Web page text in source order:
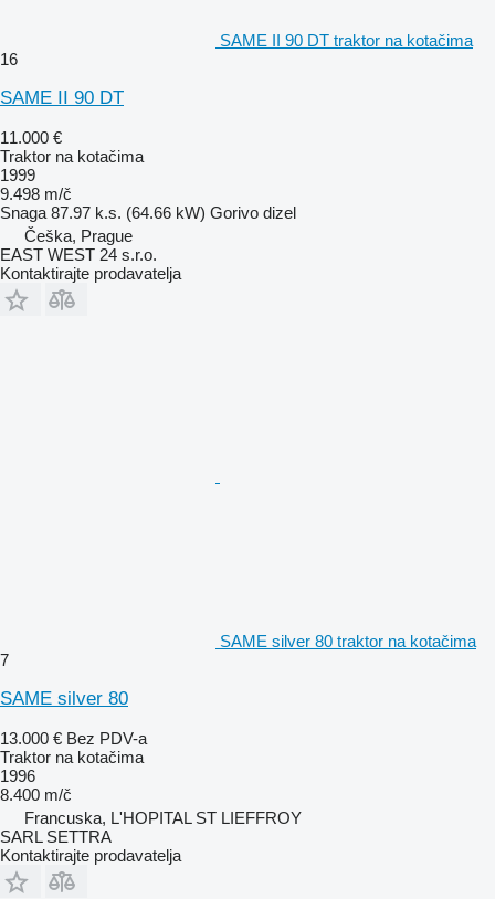
SAME II 90 DT traktor na kotačima
16
SAME II 90 DT
11.000 €
Traktor na kotačima
1999
9.498 m/č
Snaga 87.97 k.s. (64.66 kW) Gorivo dizel
Češka, Prague
EAST WEST 24 s.r.o.
Kontaktirajte prodavatelja
SAME silver 80 traktor na kotačima
7
SAME silver 80
13.000 € Bez PDV-a
Traktor na kotačima
1996
8.400 m/č
Francuska, L'HOPITAL ST LIEFFROY
SARL SETTRA
Kontaktirajte prodavatelja